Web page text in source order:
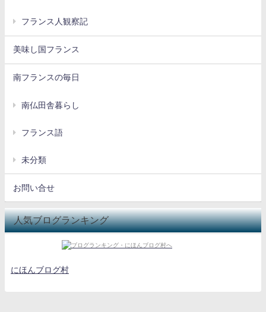
フランス人観察記
美味し国フランス
南フランスの毎日
南仏田舎暮らし
フランス語
未分類
お問い合せ
人気ブログランキング
にほんブログ村